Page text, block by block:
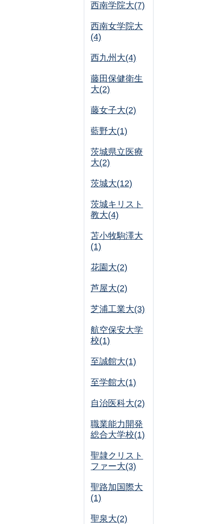
西南学院大(7)
西南女学院大
(4)
西九州大(4)
藤田保健衛生
大(2)
藤女子大(2)
藍野大(1)
茨城県立医療
大(2)
茨城大(12)
茨城キリスト
教大(4)
苫小牧駒澤大
(1)
花園大(2)
芦屋大(2)
芝浦工業大(3)
航空保安大学
校(1)
至誠館大(1)
至学館大(1)
自治医科大(2)
職業能力開発
総合大学校(1)
聖隷クリスト
ファー大(3)
聖路加国際大
(1)
聖泉大(2)